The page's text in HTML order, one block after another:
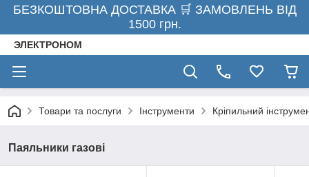
БЕЗКОШТОВНА ДОСТАВКА 🛒 ЗАМОВЛЕНЬ ВІД
1500 грн.
ЭЛЕКТРОНОМ
Товари та послуги Інструменти Кріпильний
Паяльники газові